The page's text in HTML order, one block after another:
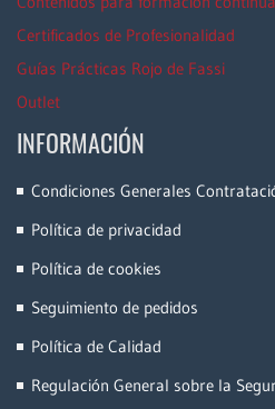
Certificados de Profesionalidad
Guías Prácticas Rojo de Fassi
Outlet
INFORMACIÓN
Condiciones Generales
Política de privacidad
Política de cookies
Seguimiento de pedidos
Política de Calidad
Regulación General sobre la